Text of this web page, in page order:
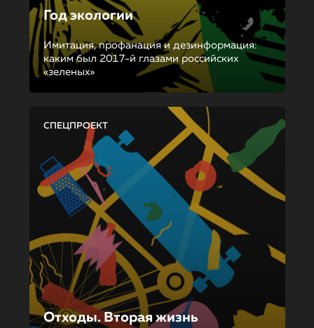
Год экологии
Имитация, профанация и дезинформация:
каким был 2017-й глазами российских
«зеленых»
СПЕЦПРОЕКТ
Отходы. Вторая жизнь